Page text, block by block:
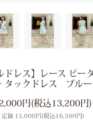
ドレス】レース ピー
タックドレス ブルー
円(税込13,200円)
定価 15,000円(税込16,500円)